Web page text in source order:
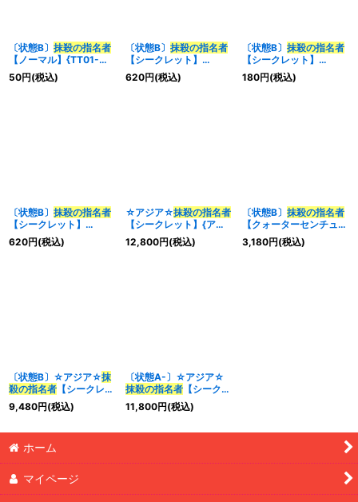
〔状態B〕 抹殺の指名者
【ノーマル】{TT01-
JPB22}《魔法》
50円(税込)
〔状態B〕 抹殺の指名者
【シークレット】
{QCDB-JP053}《魔
法》
620円(税込)
〔状態B〕 抹殺の指名者
【シークレット】
{LPST-JP036}《魔法》
180円(税込)
〔状態B〕 抹殺の指名者
【シークレット】
{21PP-JP022}《魔法》
620円(税込)
☆アジア☆抹殺の指名者
【シークレット】{アジ
ア21PP-JP022}《魔
法》
12,800円(税込)
〔状態B〕 抹殺の指名者
【クォーターセンチュリ
ーシークレット】
{QCDB-JP053}《魔
3,180円(税込)
〔状態B〕☆アジア☆抹
殺の指名者 【シークレッ
ト】{アジア21PP-
JP022}《魔法》
9,480円(税込)
〔状態A-〕☆アジア☆
抹殺の指名者【シークレ
ット】{アジア21PP-
JP022}《魔法》
11,800円(税込)
ホーム
マイページ